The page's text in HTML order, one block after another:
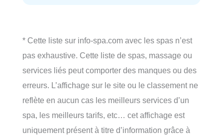
* Cette liste sur info-spa.com avec les spas n’est
pas exhaustive. Cette liste de spas, massage ou
services liés peut comporter des manques ou des
erreurs. L’affichage sur le site ou le classement ne
reflète en aucun cas les meilleurs services d’un
spa, les meilleurs tarifs, etc… cet affichage est
uniquement présent à titre d’information grâce à